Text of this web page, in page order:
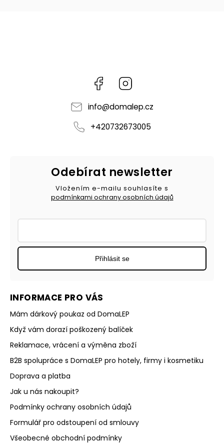
Facebook
info@domalep.cz
+420732673005
INFORMACE PRO VÁS
Mám dárkový poukaz od DomaLEP
Když vám dorazí poškozený balíček
Reklamace, vrácení a výměna zboží
B2B spolupráce s DomaLEP pro hotely, firmy i kosmetiku
Doprava a platba
Jak u nás nakoupit?
Podmínky ochrany osobních údajů
Formulář pro odstoupení od smlouvy
Všeobecné obchodní podmínky
Odebírat newsletter
Vložením e-mailu souhlasíte s
podmínkami ochrany osobních údajů
Přihlásit se